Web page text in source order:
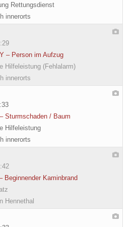
Rettungsdienst
innerorts
– Person im Aufzug
Hilfeleistung (Fehlalarm)
innerorts
Sturmschaden / Baum
Hilfeleistung
innerorts
Beginnender Kaminbrand
Hennethal